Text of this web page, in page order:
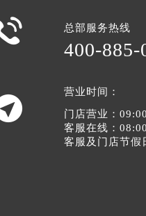
总部服务热线
400-885-
营业时间：
门店营业：
客服在线：
客服及门店节假